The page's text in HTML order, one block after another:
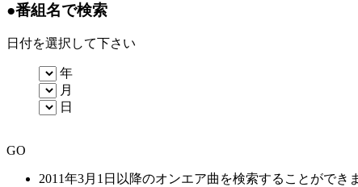
●番組名で検索
日付を選択して下さい
年
月
日
GO
2011年3月1日以降のオンエア曲を検索することができ